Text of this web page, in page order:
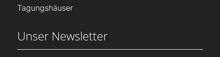
Tagungshäuser
Unser Newsletter